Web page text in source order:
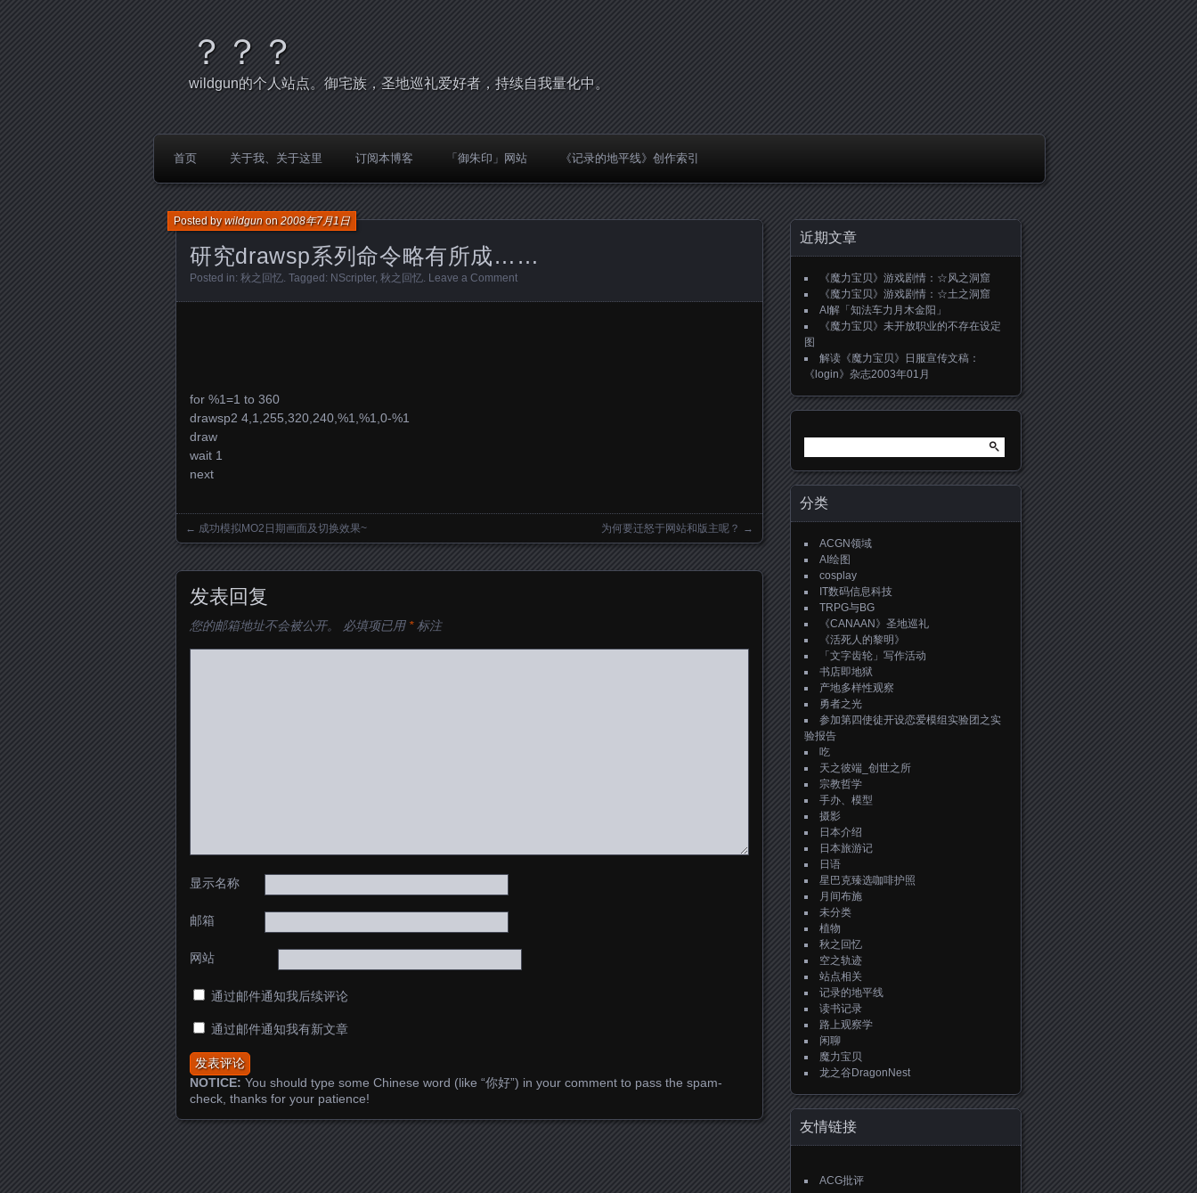
？？？
wildgun的个人站点。御宅族，圣地巡礼爱好者，持续自我量化中。
首页 关于我、关于这里 订阅本博客 「御朱印」网站 《记录的地平线》创作索引
研究drawsp系列命令略有所成……
Posted bywildgunon2008年7月1日
Posted in: 秋之回忆. Tagged: NScripter, 秋之回忆. Leave a Comment
for %1=1 to 360
drawsp2 4,1,255,320,240,%1,%1,0-%1
draw
wait 1
next
Posts navigation
← 成功模拟MO2日期画面及切换效果~ 为何要迁怒于网站和版主呢？ →
发表回复
您的邮箱地址不会被公开。 必填项已用 *标注
显示名称
邮箱
网站
通过邮件通知我后续评论
通过邮件通知我有新文章
NOTICE: You should type some Chinese word (like “你好”) in your comment to pass the spam-
check, thanks for your patience!
近期文章
《魔力宝贝》游戏剧情：☆风之洞窟
《魔力宝贝》游戏剧情：☆土之洞窟
AI解「知法车力月木金阳」
《魔力宝贝》未开放职业的不存在设定
图
解读《魔力宝贝》日服宣传文稿：
《login》杂志2003年01月
索：
分类
ACGN领域
AI绘图
cosplay
IT数码信息科技
TRPG与BG
《CANAAN》圣地巡礼
《活死人的黎明》
「文字齿轮」写作活动
书店即地狱
产地多样性观察
勇者之光
参加第四使徒开设恋爱模组实验团之实
验报告
吃
天之彼端_创世之所
宗教哲学
手办、模型
摄影
日本介绍
日本旅游记
日语
星巴克臻选咖啡护照
月间布施
未分类
植物
秋之回忆
空之轨迹
站点相关
记录的地平线
读书记录
路上观察学
闲聊
魔力宝贝
龙之谷DragonNest
友情链接
ACG批评